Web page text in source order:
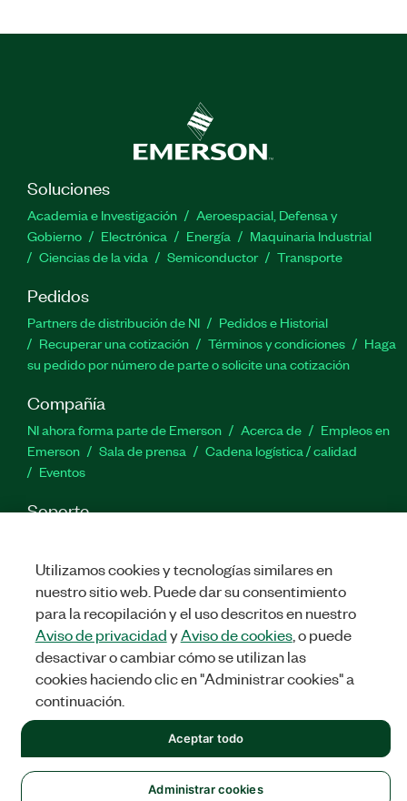
Soluciones
Academia e Investigación
Aeroespacial, Defensa y
Gobierno
Electrónica Energía
Maquinaria Industrial
Ciencias de la vida
Semiconductor Transporte
Pedidos
Partners de distribución de NI
Pedidos e Historial
Recuperar una cotización
Términos y condiciones
Haga
su pedido por número de parte o solicite una cotización
Compañía
NI ahora forma parte de Emerson Acerca de
Empleos en
Emerson
Sala de prensa
Cadena logística / calidad
Eventos
Soporte
Comentarios
TwitterFacebook
LinkedIn
LEGAL|IMPRINT|PRIVACIDAD|Administrar cookies
©NATIONAL INSTRUMENTS CORP. TODOS LOS DERECHOS
RESERVADOS.
Utilizamos cookies y tecnologías similares en
nuestro sitio web. Puede dar su consentimiento
para la recopilación y el uso descritos en nuestro
Aviso de privacidadyAviso de cookies, o puede
desactivar o cambiar cómo se utilizan las
cookies haciendo clic en "Administrar cookies" a
continuación.
Administrar cookies
Aceptar todo